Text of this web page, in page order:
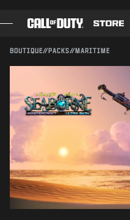
PASSE DE COMBAT
BLACK CELL
POINTS COD
BOUTIQUE D'ÉQUIPEMENT
COMBAT BUILDS
BOUTIQUE//PACKS//MARITIME
Compatible avec :
Activision peut mettre à
ce contenu en jeu à tout